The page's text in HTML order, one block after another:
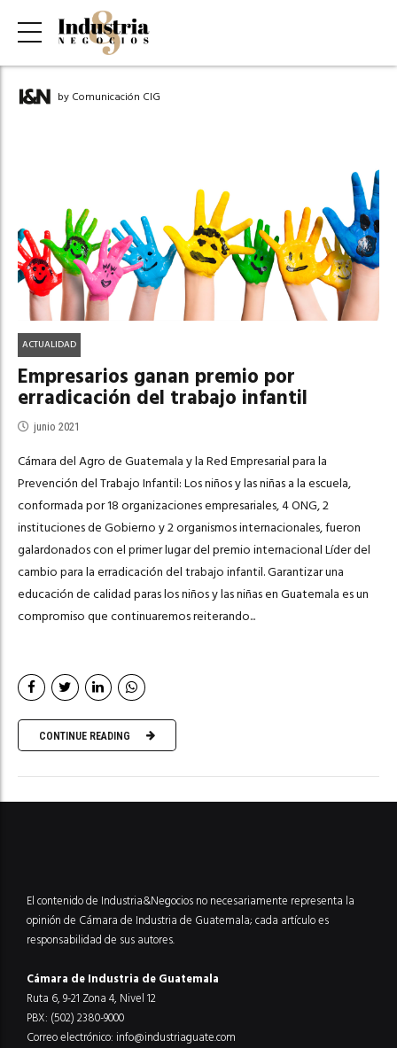
by Comunicación CIG
ACTUALIDAD
Empresarios ganan premio por
erradicación del trabajo infantil
junio 2021
Cámara del Agro de Guatemala y la Red Empresarial para la
Prevención del Trabajo Infantil: Los niños y las niñas a la escuela,
conformada por 18 organizaciones empresariales, 4 ONG, 2
instituciones de Gobierno y 2 organismos internacionales, fueron
galardonados con el primer lugar del premio internacional Líder del
cambio para la erradicación del trabajo infantil. Garantizar una
educación de calidad paras los niños y las niñas en Guatemala es un
compromiso que continuaremos reiterando...
CONTINUE READING
El contenido de Industria&Negocios no necesariamente representa la
opinión de Cámara de Industria de Guatemala; cada artículo es
responsabilidad de sus autores.
Cámara de Industria de Guatemala
Ruta 6, 9-21 Zona 4, Nivel 12
PBX: (502) 2380-9000
Correo electrónico: info@industriaguate.com